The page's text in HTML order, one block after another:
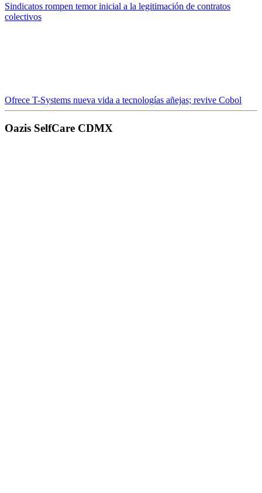
Sindicatos rompen temor inicial a la legitimación de contratos
colectivos
Ofrece T-Systems nueva vida a tecnologías añejas; revive Cobol
Oazis SelfCare CDMX